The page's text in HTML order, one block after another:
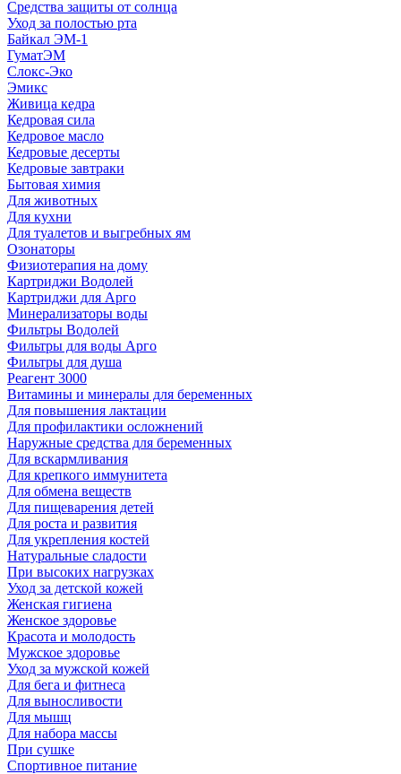
Средства защиты от солнца
Уход за полостью рта
Байкал ЭМ-1
ГуматЭМ
Слокс-Эко
Эмикс
Живица кедра
Кедровая сила
Кедровое масло
Кедровые десерты
Кедровые завтраки
Бытовая химия
Для животных
Для кухни
Для туалетов и выгребных ям
Озонаторы
Физиотерапия на дому
Картриджи Водолей
Картриджи для Арго
Минерализаторы воды
Фильтры Водолей
Фильтры для воды Арго
Фильтры для душа
Реагент 3000
Витамины и минералы для беременных
Для повышения лактации
Для профилактики осложнений
Наружные средства для беременных
Для вскармливания
Для крепкого иммунитета
Для обмена веществ
Для пищеварения детей
Для роста и развития
Для укрепления костей
Натуральные сладости
При высоких нагрузках
Уход за детской кожей
Женская гигиена
Женское здоровье
Красота и молодость
Мужское здоровье
Уход за мужской кожей
Для бега и фитнеса
Для выносливости
Для мышц
Для набора массы
При сушке
Спортивное питание